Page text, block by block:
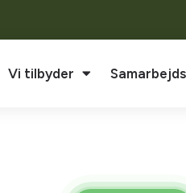
Vi tilbyder